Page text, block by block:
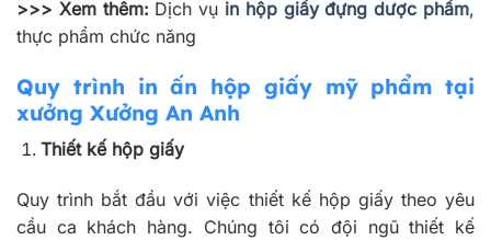
>>> Xem thêm: Dịch vụ in hộp giấy đựng dược phẩm,
thực phẩm chức năng
Quy trình in ấn hộp giấy mỹ phẩm tại
xưởng Xưởng An Anh
Thiết kế hộp giấy
Quy trình bắt đầu với việc thiết kế hộp giấy theo yêu
cầu ca khách hàng. Chúng tôi có đội ngũ thiết kế